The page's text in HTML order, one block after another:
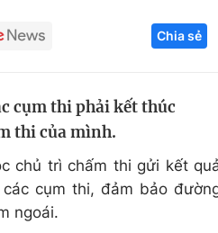
Công nghệ
Sản phẩm
Tư vấn
Chia sẻ
cụm thi phải kết thúc
thi của mình.
chủ trì chấm thi gửi kết
cụm thi, đảm bảo
ngoái.